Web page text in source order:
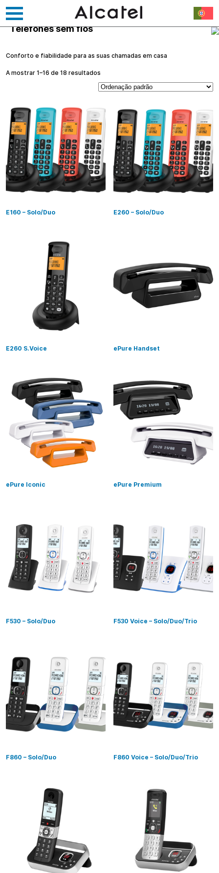
Saltar
conteúdo
Telefones sem fios
Conforto e fiabilidade para as suas chamadas em casa
A mostrar 1–16 de 18 resultados
E160 – Solo/Duo E260 – Solo/Duo
E260 S.Voice ePure Handset
ePure Iconic ePure Premium
F530 – Solo/Duo F530 Voice – Solo/Duo/Trio
F860 – Solo/Duo F860 Voice – Solo/Duo/Trio